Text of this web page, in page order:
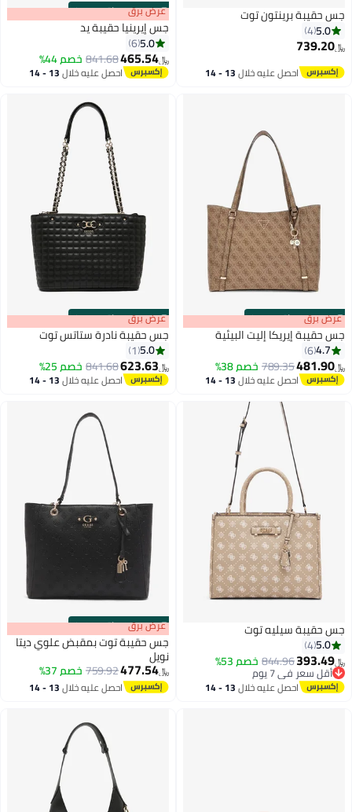
جس حقيبة برينتون توت
5.0
4
﷼‏739.20
احصل عليه خلال 13 - 14
00m:00s
·باقي 100%
3
عرض برق
جس إيرينيا حقيبة يد
5.0
6
﷼‏465.54
841.68خصم 44%
احصل عليه خلال 13 - 14
00m:00s
·باقي 100% عرض برق
جس حقيبة إيريكا إليت البيئية
4.7
6
﷼‏481.90
789.35خصم 38%
احصل عليه خلال 13 - 14
00m:00s
·باقي 100%
3
عرض برق
جس حقيبة نادرة ستاتس توت
5.0
1
﷼‏623.63
841.68خصم 25%
احصل عليه خلال 13 - 14
3
جس حقيبة سيليه توت
5.0
4
﷼‏393.49
844.96خصم 53%
أقل سعر في 7 يوم
أقل سعر في 7 يوماحصل عليه خلال 13 - 14
00m:00s
·باقي 100% عرض برق
جس حقيبة توت بمقبض علوي ديتا
نويل
﷼‏477.54
759.92خصم 37%
احصل عليه خلال 13 - 14